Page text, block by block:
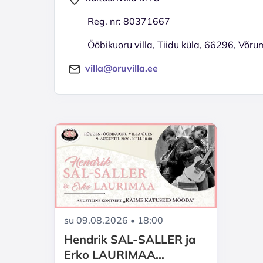
Reg. nr: 80371667
Ööbikuoru villa, Tiidu küla, 66296,
villa@oruvilla.ee
su 09.08.2026 • 18:00
Hendrik SAL-SALLER ja
Erko LAURIMAA